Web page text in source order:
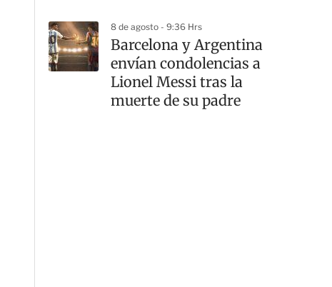
8 de agosto - 9:36 Hrs
Barcelona y Argentina
envían condolencias a
Lionel Messi tras la
muerte de su padre